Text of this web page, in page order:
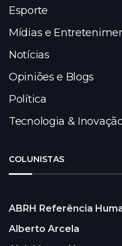
Esporte
Mídias e
Notícias
Opiniões e Blogs
Política
Tecnologia &
COLUNISTAS
ABRH Referência
Alberto Arcela